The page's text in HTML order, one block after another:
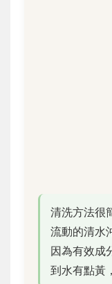
清洗方法很
流動的清水
因為有效成
到水有點黃